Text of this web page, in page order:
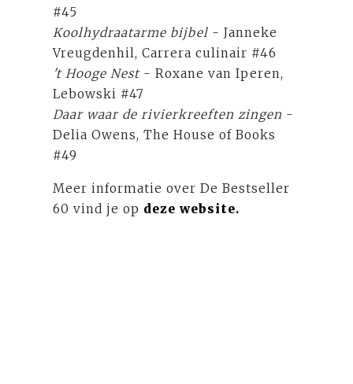
#45
Koolhydraatarme bijbel - Janneke
Vreugdenhil, Carrera culinair #46
't Hooge Nest- Roxane van Iperen,
Lebowski #47
Daar waar de rivierkreeften zingen -
Delia Owens, The House of Books
#49
Meer informatie over De Bestseller
60 vind je op deze website.